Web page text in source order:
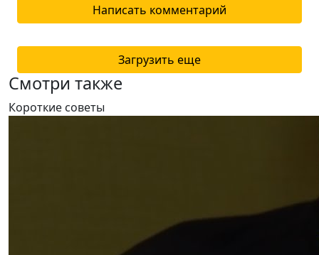
Написать комментарий
Загрузить еще
Смотри также
Короткие советы